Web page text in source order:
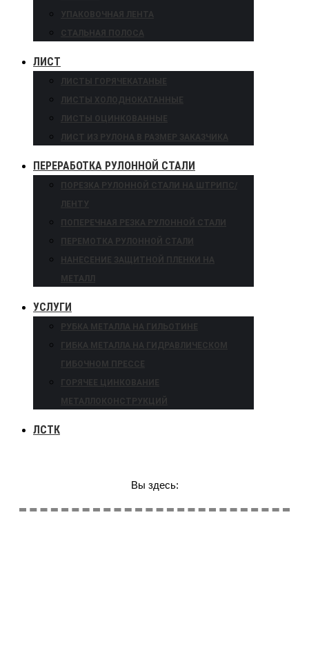
УПАКОВОЧНАЯ ЛЕНТА
СТАЛЬНАЯ ПОЛОСА
ЛИСТ
ЛИСТЫ ГОРЯЧЕКАТАНЫЕ
ЛИСТЫ ХОЛОДНОКАТАННЫЕ
ЛИСТЫ ОЦИНКОВАННЫЕ
ЛИСТ ИЗ РУЛОНА В РАЗМЕР ЗАКАЗЧИКА
ПЕРЕРАБОТКА РУЛОННОЙ СТАЛИ
ПОРЕЗКА РУЛОННОЙ СТАЛИ НА ШТРИПС/
ЛЕНТУ
ПОПЕРЕЧНАЯ РЕЗКА РУЛОННОЙ СТАЛИ
ПЕРЕМОТКА РУЛОННОЙ СТАЛИ
НАНЕСЕНИЕ ЗАЩИТНОЙ ПЛЕНКИ НА
МЕТАЛЛ
УСЛУГИ
РУБКА МЕТАЛЛА НА ГИЛЬОТИНЕ
ГИБКА МЕТАЛЛА НА ГИДРАВЛИЧЕСКОМ
ГИБОЧНОМ ПРЕССЕ
ГОРЯЧЕЕ ЦИНКОВАНИЕ
МЕТАЛЛОКОНСТРУКЦИЙ
ЛСТК
Вы здесь: